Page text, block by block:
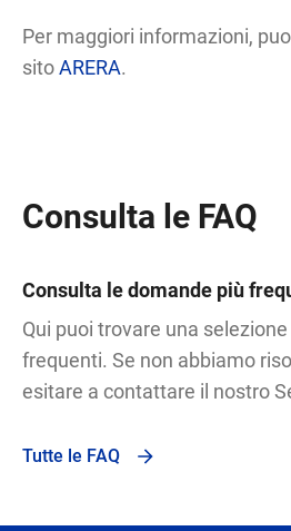
Per maggiori informazioni,
sitoARERA.
Consulta le FAQ
Consulta le domande più
Qui puoi trovare una
frequenti. Se non abbiamo
esitare a contattare il nostro
Tutte le FAQ